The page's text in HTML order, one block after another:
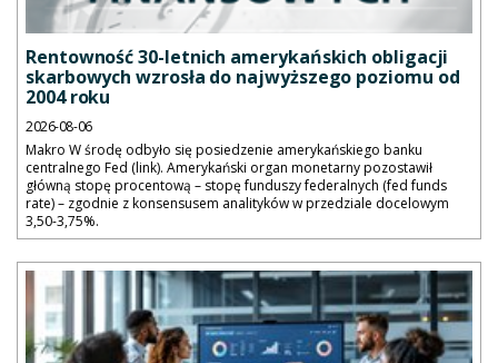
Rentowność 30-letnich amerykańskich obligacji
skarbowych wzrosła do najwyższego poziomu od
2004 roku
2026-08-06
Makro W środę odbyło się posiedzenie amerykańskiego banku
centralnego Fed (link). Amerykański organ monetarny pozostawił
główną stopę procentową – stopę funduszy federalnych (fed funds
rate) – zgodnie z konsensusem analityków w przedziale docelowym
3,50-3,75%.